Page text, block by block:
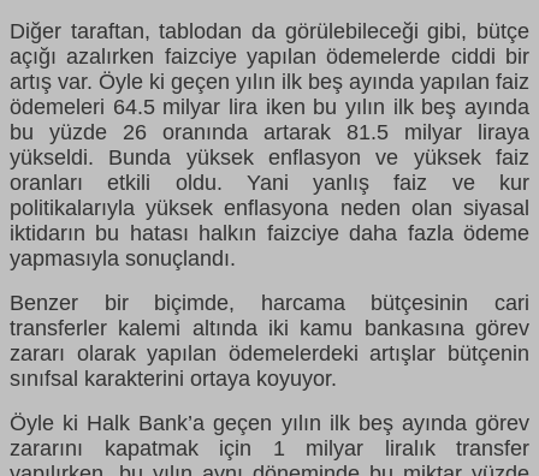
Diğer taraftan, tablodan da görülebileceği gibi, bütçe
açığı azalırken faizciye yapılan ödemelerde ciddi bir
artış var. Öyle ki geçen yılın ilk beş ayında yapılan faiz
ödemeleri 64.5 milyar lira iken bu yılın ilk beş ayında
bu yüzde 26 oranında artarak 81.5 milyar liraya
yükseldi. Bunda yüksek enflasyon ve yüksek faiz
oranları etkili oldu. Yani yanlış faiz ve kur
politikalarıyla yüksek enflasyona neden olan siyasal
iktidarın bu hatası halkın faizciye daha fazla ödeme
yapmasıyla sonuçlandı.
Benzer bir biçimde, harcama bütçesinin cari
transferler kalemi altında iki kamu bankasına görev
zararı olarak yapılan ödemelerdeki artışlar bütçenin
sınıfsal karakterini ortaya koyuyor.
Öyle ki Halk Bank’a geçen yılın ilk beş ayında görev
zararını kapatmak için 1 milyar liralık transfer